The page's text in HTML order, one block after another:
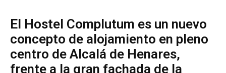
El Hostel Complutum es un nuevo
concepto de alojamiento en pleno
centro de Alcalá de Henares,
frente a la gran fachada de la